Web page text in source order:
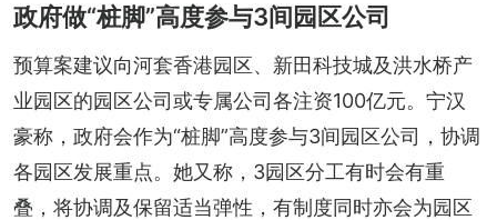
政府做“桩脚”高度参与3间园区公司
预算案建议向河套香港园区、新田科技城及洪水桥产
业园区的园区公司或专属公司各注资100亿元。宁汉
豪称，政府会作为“桩脚”高度参与3间园区公司，协调
各园区发展重点。她又称，3园区分工有时会有重
叠，将协调及保留适当弹性，有制度同时亦会为园区